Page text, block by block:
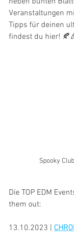
Veranstaltungen
Tipps für deinen
findest du hier!
Spooky
Die TOP EDM
them out:
13.10.2023 |